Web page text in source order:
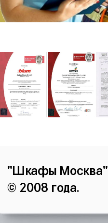
"Шкафы Москва"
© 2008 года.